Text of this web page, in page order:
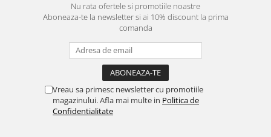
Nu rata ofertele si promotiile noastre
Aboneaza-te la newsletter si ai 10% discount la prima
comanda
Vreau sa primesc newsletter cu promotiile
magazinului. Afla mai multe in Politica de
Confidentialitate